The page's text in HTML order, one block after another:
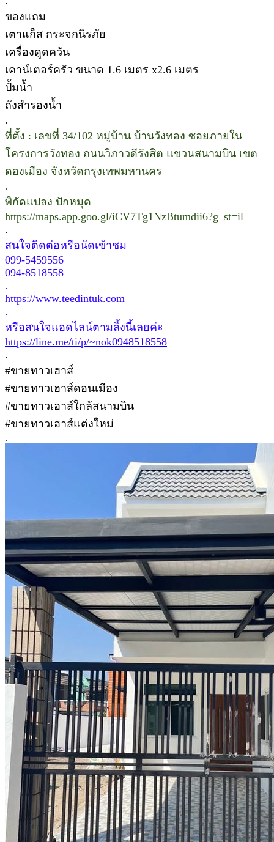
ของแถม
เตาแก็ส กระจกนิรภัย
เครื่องดูดควัน
เคาน์เตอร์ครัว ขนาด 1.6 เมตร x2.6 เมตร
ปั้มน้ำ
ถังสำรองน้ำ
.
ที่ตั้ง : เลขที่ 34/102 หมู่บ้าน บ้านวังทอง ซอยภายใน
โครงการวังทอง ถนนวิภาวดีรังสิต แขวนสนามบิน เขต
ดองเมือง จังหวัดกรุงเทพมหานคร
.
พิกัดแปลง ปักหมุด
https://maps.app.goo.gl/iCV7Tg1NzBtumdii6?g_st=il
.
สนใจติดต่อหรือนัดเข้าชม
099-5459556
094-8518558
.
https://www.teedintuk.com
.
หรือสนใจแอดไลน์ตามลิ้งนี้เลยค่ะ
https://line.me/ti/p/~nok0948518558
.
#ขายทาวเฮาส์
#ขายทาวเฮาส์ดอนเมือง
#ขายทาวเฮาส์ใกล้สนามบิน
#ขายทาวเฮาส์แต่งใหม่
.